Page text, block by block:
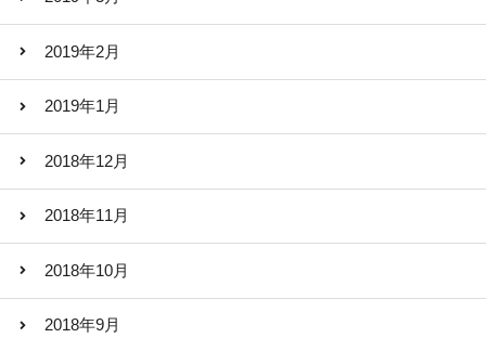
2019年2月
2019年1月
2018年12月
2018年11月
2018年10月
2018年9月